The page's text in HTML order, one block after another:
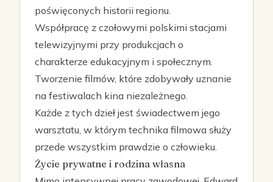
poświęconych historii regionu.
Współpracę z czołowymi polskimi stacjami
telewizyjnymi przy produkcjach o
charakterze edukacyjnym i społecznym.
Tworzenie filmów, które zdobywały uznanie
na festiwalach kina niezależnego.
Każde z tych dzieł jest świadectwem jego
warsztatu, w którym technika filmowa służy
przede wszystkim prawdzie o człowieku.
Życie prywatne i rodzina własna